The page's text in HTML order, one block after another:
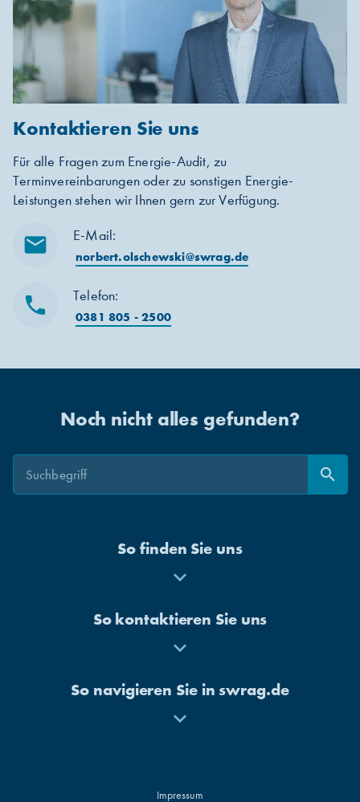
Kontaktieren Sie uns
Für alle Fragen zum Energie-Audit, zu
Terminvereinbarungen oder zu sonstigen Energie-
Leistungen stehen wir Ihnen gern zur Verfügung.
mail E-Mail:
norbert.olschewski@swrag.de
phone Telefon:
0381 805 - 2500
Noch nicht alles gefunden?
Suche
Suche
search
Suchen
So finden Sie uns
Mehr
So kontaktieren Sie uns
Mehr
So navigieren Sie in swrag.de
Mehr
Impressum